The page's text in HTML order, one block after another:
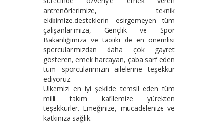
antrenörlerimize, teknik
ekibimize,desteklerini esirgemeyen tüm
çalışanlarımıza, Gençlik ve Spor
Bakanlığımıza ve tabiiki de en önemlisi
sporcularımızdan daha çok gayret
gösteren, emek harcayan, çaba sarf eden
tüm sporcularımızın ailelerine teşekkür
ediyoruz.
Ülkemizi en iyi şekilde temsil eden tüm
milli takım kafilemize yürekten
teşekkürler. Emeğinize, mücadelenize ve
katkınıza sağlık.